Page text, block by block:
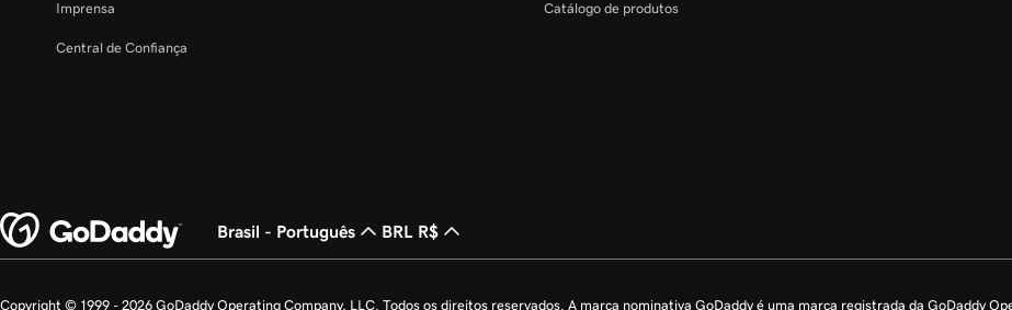
Imprensa
Central de Confiança
Catálogo de produtos
Brasil - Português BRL R$
Copyright © 1999 - 2026 GoDaddy Operating Company, LLC. Todos os direitos reservados. A marca nominativa GoDaddy é uma marca registrada da GoDaddy